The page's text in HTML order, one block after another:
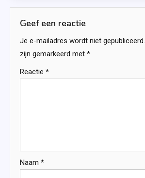
Geef een reactie
Je e-mailadres wordt niet gepubliceerd.
zijn gemarkeerd met *
Reactie *
Naam *